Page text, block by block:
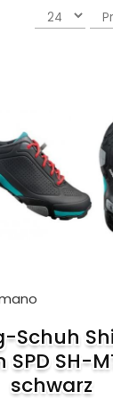
Schuh
SPD SH-
schwarz